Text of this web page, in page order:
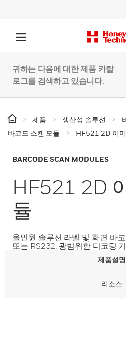
귀하는 다음에 대한 제품 카탈
로그를 검색하고 있습니다.
제품 생산성 솔루션
바코드 스캔 모듈
HF521 2D 이
BARCODE SCAN MODULES
HF521 2D
듈
올인원 솔루션 라벨 및 화면 바
또는 RS232. 광범위한 디코딩
제품설명
리소스